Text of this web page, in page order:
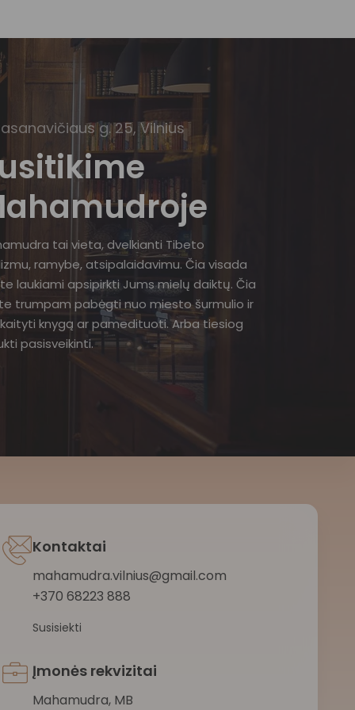
g. 25, Vilnius
tai vieta, dvelkianti Tibeto
ramybe, atsipalaidavimu. Čia visada
laukiami apsipirkti Jums mielų daiktų. Čia
trumpam pabėgti nuo miesto šurmulio ir
knygą ar pamedituoti. Arba tiesiog
pasisveikinti.
Kontaktai
mahamudra.vilnius@gmail.com
+370 68223 888
Susisiekti
Įmonės rekvizitai
Mahamudra, MB